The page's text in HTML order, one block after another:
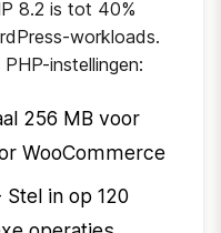
8.2 is tot 40%
workloads.
instellingen:
256 MB voor
WooCommerce
Stel in op 120